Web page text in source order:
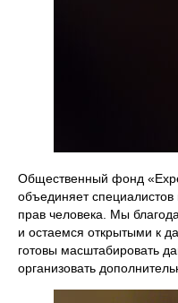
Общественный фонд
объединяет специалистов
прав человека. Мы
и остаемся открытыми к
готовы масштабировать
организовать